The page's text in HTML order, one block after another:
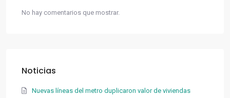
No hay comentarios que mostrar.
Noticias
Nuevas líneas del metro duplicaron valor de viviendas